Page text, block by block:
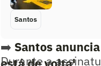
Santos
➡️ Santos
Durante a